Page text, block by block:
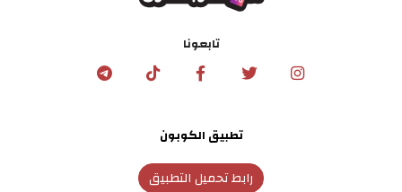
تابعونا
تطبيق الكوبون
رابط تحميل التطبيق